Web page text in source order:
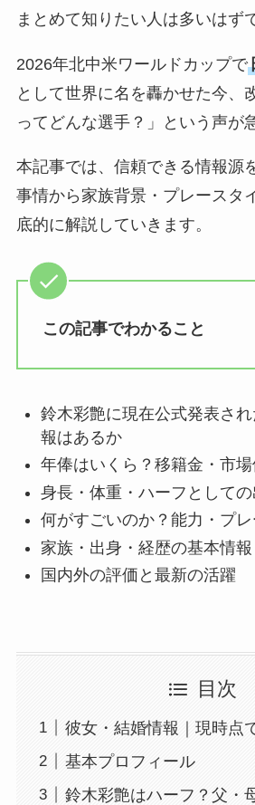
まとめて知りたい人は多いはず
2026年北中米ワールドカップで
として世界に名を轟かせた今、
ってどんな選手？」という声が
本記事では、信頼できる情報源
事情から家族背景・プレースタ
底的に解説していきます。
この記事でわかること
鈴木彩艶に現在公式発表さ
報はあるか
年俸はいくら？移籍金・市
身長・体重・ハーフとしての
何がすごいのか？能力・プ
家族・出身・経歴の基本情報
国内外の評価と最新の活躍
目次
彼女・結婚情報｜現時点
基本プロフィール
鈴木彩艶はハーフ？父・